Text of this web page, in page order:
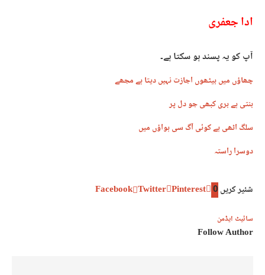
ادا جعفری
آپ کو یہ پسند ہو سکتا ہے۔
چھاؤں میں بیٹھوں اجازت نہیں دیتا ہے مجھے
بنتی ہے بری کبھی جو دل پر
سلگ اٹھی ہے کوئی آگ سی ہواؤں میں
دوسرا راستہ
شئیر کریں0
Facebook Twitter Pinterest
سائیٹ ایڈمن
Follow Author